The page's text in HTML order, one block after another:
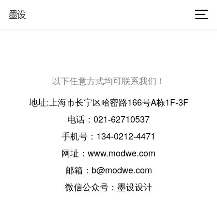
以下任意方式均可联系我们！
地址:上海市长宁区哈密路166号A栋1F-3F
电话：021-62710537
手机号：134-0212-4471
网址：www.modwe.com
邮箱：b@modwe.com
微信公众号：墨设设计